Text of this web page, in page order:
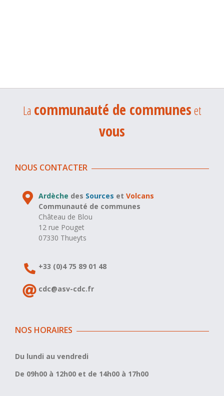
La communauté de communeset
vous
NOUS CONTACTER
Ardèche des Sources etVolcans
Communauté de communes
Château de Blou
12 rue Pouget
07330 Thueyts
+33 (0)4 75 89 01 48
cdc@asv-cdc.fr
NOS HORAIRES
Du lundi au vendredi
De 09h00 à 12h00 et de 14h00 à 17h00